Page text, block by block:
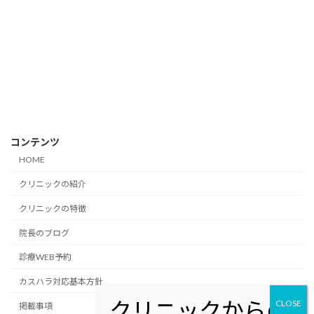
コンテンツ
HOME
クリニックの紹介
クリニックの特徴
院長のブログ
診療WEB予約
カスハラ対応基本方針
掲載事項